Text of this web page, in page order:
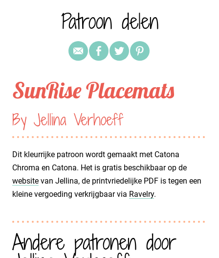
Patroon delen
SunRise Placemats
By Jellina Verhoeff
Dit kleurrijke patroon wordt gemaakt met Catona
Chroma en Catona. Het is gratis beschikbaar op de
website van Jellina, de printvriedelijke PDF is tegen een
kleine vergoeding verkrijgbaar via Ravelry.
Andere patronen door